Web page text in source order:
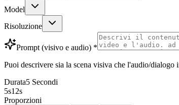
Model
Risoluzione
Prompt (visivo e audio) *
Puoi descrivere sia la scena visiva che l'audio/dialogo
Durata5 Secondi
5s12s
Proporzioni